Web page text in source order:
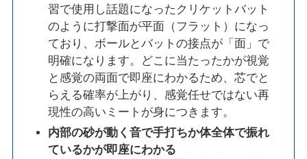
習で使用し話題になったクリケットバット
のように打撃面が平面（フラット）になっ
ており、ボールとバットの接点が「面」で
明確になります。どこに当たったかが視覚
と感覚の両面で即座にわかるため、芯でと
らえる確率が上がり、感覚任せではない再
現性の高いミートが身につきます。
内部の砂が動く音で手打ちか体全体で振れ
ているかが即座にわかる